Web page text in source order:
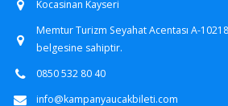
Kocasinan Kayseri
Memtur Turizm Seyahat Acentası A-
belgesine sahiptir.
0850 532 80 40
info@kampanyaucakbileti.com